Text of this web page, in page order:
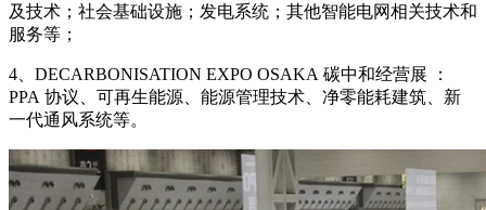
及技术；社会基础设施；发电系统；其他智能电网相关技术和
服务等；
4、DECARBONISATION EXPO OSAKA 碳中和经营展 ：
PPA 协议、可再生能源、能源管理技术、净零能耗建筑、新
一代通风系统等。